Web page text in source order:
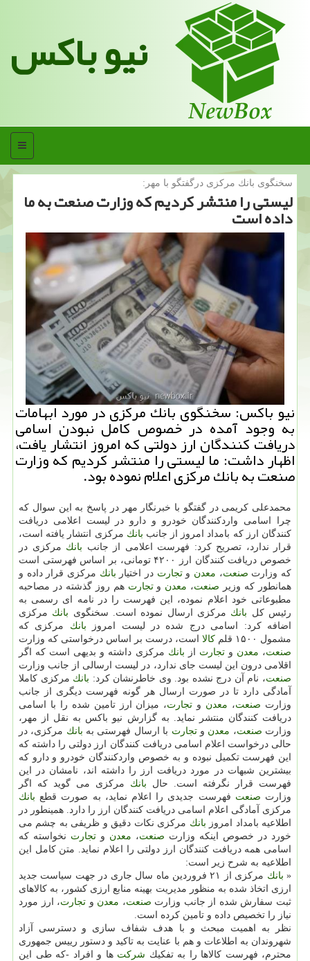
نیو باکس
منو
سخنگوی بانك مركزی درگفتگو با مهر:
لیستی را منتشر كردیم كه وزارت صنعت به ما
داده است
نیو باكس: سخنگوی بانك مركزی در مورد ابهامات
به وجود آمده در خصوص كامل نبودن اسامی
دریافت كنندگان ارز دولتی كه امروز انتشار یافت،
اظهار داشت: ما لیستی را منتشر كردیم كه وزارت
صنعت به بانك مركزی اعلام نموده بود.
محمدعلی كریمی در گفتگو با خبرنگار مهر در پاسخ به این سوال كه
چرا اسامی واردكنندگان خودرو و دارو در لیست اعلامی دریافت
كنندگان ارز كه بامداد امروز از جانب بانك مركزی انتشار یافته است،
قرار ندارد، تصریح كرد: فهرست اعلامی از جانب بانك مركزی در
خصوص دریافت كنندگان ارز ۴۲۰۰ تومانی، بر اساس فهرستی است
كه وزارت صنعت، معدن وتجارت در اختیار بانك مركزی قرار داده و
همانطور كه وزیر صنعت، معدن وتجارت هم روز گذشته در مصاحبه
مطبوعاتی خود اعلام نموده، این فهرست را در نامه ای رسمی به
رئیس كل بانك مركزی ارسال نموده است. سخنگوی بانك مركزی
اضافه كرد: اسامی درج شده در لیست امروز بانك مركزی كه
مشمول ۱۵۰۰ قلم
كالا است، درست بر اساس درخواستی كه وزارت
صنعت، معدن وتجارت از بانك مركزی داشته و بدیهی است كه اگر
اقلامی درون این لیست جای ندارد، در لیست ارسالی از جانب وزارت
صنعت، نام آن درج نشده بود. وی خاطرنشان كرد: بانك مركزی كاملا
آمادگی دارد تا در صورت ارسال هر گونه فهرست دیگری از جانب
وزارت صنعت، معدن و تجارت، میزان ارز تامین شده را با اسامی
دریافت كنندگان منتشر نماید. به گزارش نیو باكس به نقل از مهر،
وزارت صنعت، معدن وتجارت با ارسال فهرستی به بانك مركزی، در
حالی درخواست اعلام اسامی دریافت كنندگان ارز دولتی را داشته كه
این فهرست تكمیل نبوده و به خصوص واردكنندگان خودرو و دارو كه
بیشترین شبهات در مورد دریافت ارز را داشته اند، نامشان در این
فهرست قرار نگرفته است. حال بانك مركزی می گوید كه اگر
وزارت صنعت فهرست جدیدی را اعلام نماید، به صورت قطع بانك
مركزی آمادگی اعلام اسامی دریافت كنندگان ارز را دارد. همینطور در
اطلاعیه بامداد امروز بانك مركزی نكات دقیق و ظریفی به چشم می
خورد در خصوص اینكه وزارت صنعت، معدن و تجارت نخواسته كه
اسامی همه دریافت كنندگان ارز دولتی را اعلام نماید. متن كامل این
اطلاعیه به شرح زیر است:
« بانك
مركزی از ۲۱ فروردین ماه سال جاری در جهت سیاست جدید
ارزی اتخاذ شده به منظور مدیریت بهینه منابع ارزی كشور، به كالاهای
ثبت سفارش شده از جانب وزارت صنعت، معدن و تجارت، ارز مورد
نیاز را تخصیص داده و تامین كرده است.
نظر به اهمیت مبحث و با هدف شفاف سازی و دسترسی آزاد
شهروندان به اطلاعات و هم با عنایت به تاكید و دستور رییس جمهوری
محترم، فهرست كالاها را به تفكیك شركت ها و افراد -كه طی این